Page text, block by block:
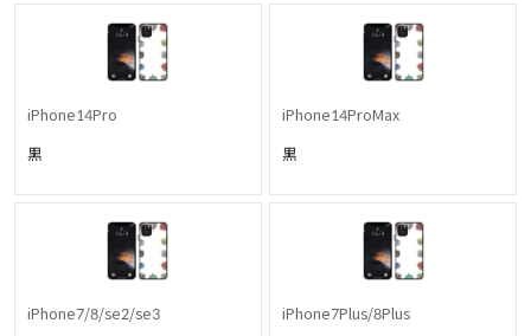
iPhone14Pro
黒
iPhone14ProMax
黒
iPhone7/8/se2/se3 iPhone7Plus/8Plus